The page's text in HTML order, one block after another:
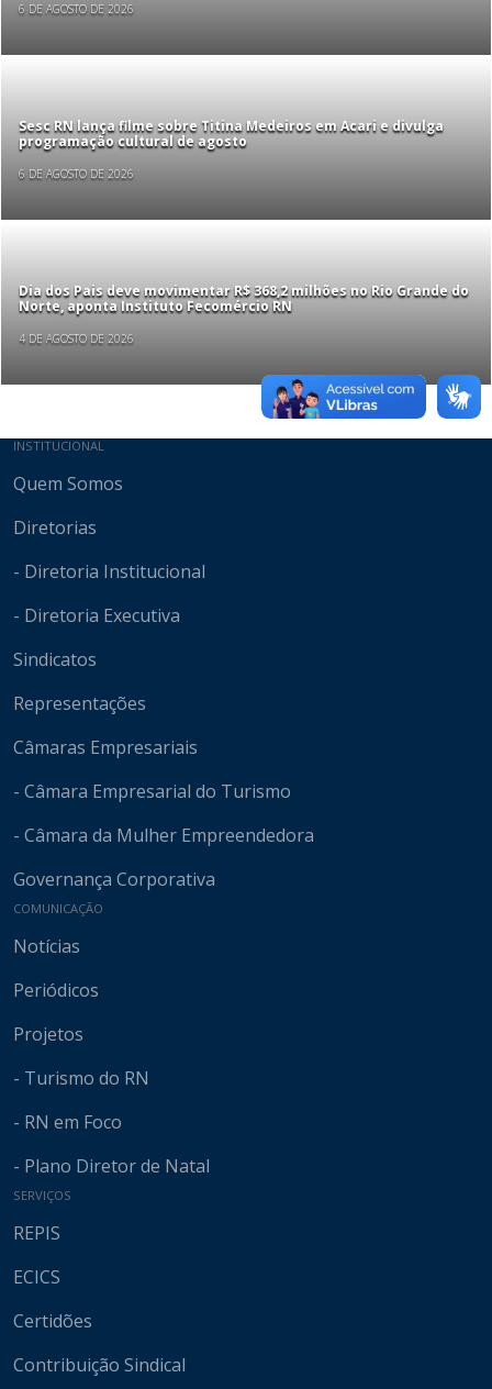
6 DE AGOSTO DE 2026
Sesc RN lança filme sobre Titina Medeiros em Acari e divulga
programação cultural de agosto
6 DE AGOSTO DE 2026
Dia dos Pais deve movimentar R$ 368,2 milhões no Rio Grande do
Norte, aponta Instituto Fecomércio RN
4 DE AGOSTO DE 2026
Mapa do site
INSTITUCIONAL
Quem Somos
Diretorias
- Diretoria Institucional
- Diretoria Executiva
Sindicatos
Representações
Câmaras Empresariais
- Câmara Empresarial do Turismo
- Câmara da Mulher Empreendedora
Governança Corporativa
COMUNICAÇÃO
Notícias
Periódicos
Projetos
- Turismo do RN
- RN em Foco
- Plano Diretor de Natal
SERVIÇOS
REPIS
ECICS
Certidões
Contribuição Sindical